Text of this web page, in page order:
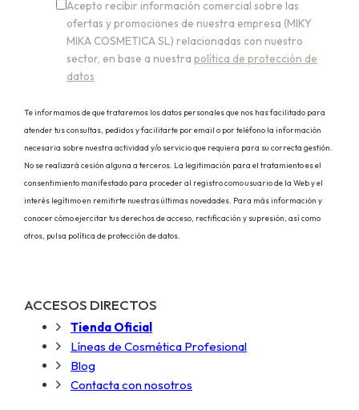
Acepto recibir información comercial sobre las
ofertas y promociones de nuestra empresa (MIKY
MIKA COSMETICA SL) relacionadas con nuestro
sector, en base a nuestra política de protección de
datos
Te informamos de que trataremos los datos personales que nos has facilitado para
atender tus consultas, pedidos y facilitarte por email o por teléfono la información
necesaria sobre nuestra actividad y/o servicio que requiera para su correcta gestión.
No se realizará cesión alguna a terceros. La legitimación para el tratamiento es el
consentimiento manifestado para proceder al registro como usuario de la Web y el
interés legítimo en remitirte nuestras últimas novedades. Para más información y
conocer cómo ejercitar tus derechos de acceso, rectificación y supresión, así como
otros, pulsa política de protección de datos.
ACCESOS DIRECTOS
Tienda Oficial
Líneas de Cosmética Profesional
Blog
Contacta con nosotros